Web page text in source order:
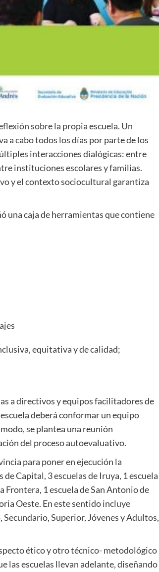
sobre la propia escuela. Un
a cabo todos los días por parte de los
interacciones dialógicas: entre
instituciones escolares y familias.
y el contexto sociocultural garantiza
una caja de herramientas que contiene
equitativa y de calidad;
a directivos y equipos facilitadores de
deberá conformar un equipo
se plantea una reunión
del proceso autoevaluativo.
para poner en ejecución la
Capital, 3 escuelas de Iruya, 1 escuela
Frontera, 1 escuela de San Antonio de
Oeste. En este sentido incluye
Superior, Jóvenes y Adultos,
ético y otro técnico- metodológico
las escuelas llevan adelante, diseñando